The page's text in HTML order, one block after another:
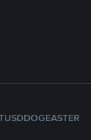
DOGEASTER